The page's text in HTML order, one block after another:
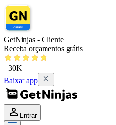
GetNinjas - Cliente
Receba orçamentos grátis
+30K
Baixar app
Entrar